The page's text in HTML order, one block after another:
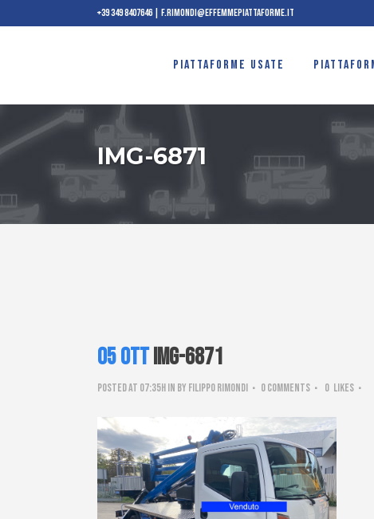
+39 349 8407646| f.rimondi@effemmepiattaforme.it
PIATTAFORME USATE
IMG-6871
05 OttIMG-6871
Posted at 07:35hin by Filippo Rimondi 0 Comments 0 Likes